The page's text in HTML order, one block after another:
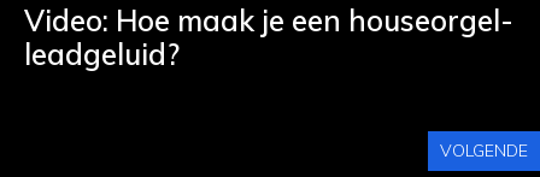
Video: Hoe maak je een houseorgel-
leadgeluid?
VOLGENDE